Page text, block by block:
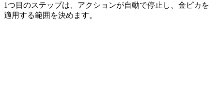
1つ目のステップは、アクションが自動で停止し、金ピカを
適用する範囲を決めます。